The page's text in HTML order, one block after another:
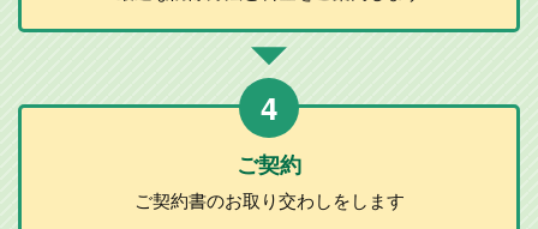
4
ご契約
ご契約書のお取り交わしをします